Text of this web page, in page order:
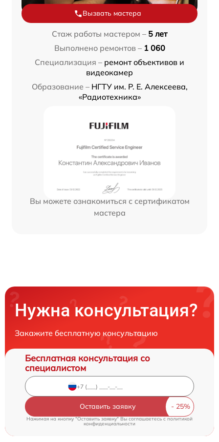
Вызвать мастера
Стаж работы мастером – 5 лет
Выполнено ремонтов – 1 060
Специализация – ремонт объективов и
видеокамер
Образование – НГТУ им. Р. Е. Алексеева,
«Радиотехника»
Вы можете ознакомиться с сертификатом
мастера
Нужна консультация?
Закажите бесплатную консультацию
Бесплатная консультация со
специалистом
Оставить заявку
Нажимая на кнопку "Оставить заявку" Вы соглашаетесь c политикой
конфиденциальности